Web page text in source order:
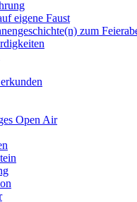
eigene Faust
zum
Open Air